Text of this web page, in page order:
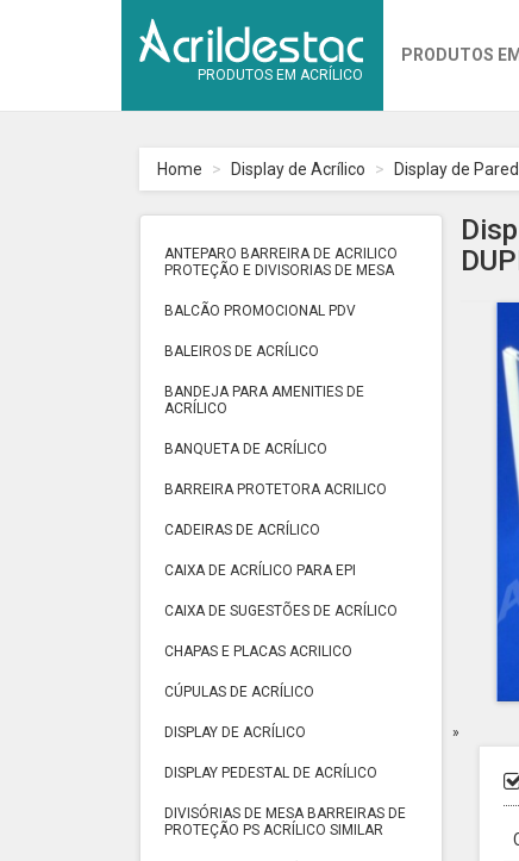
PRODUTOS EM ACRÍLICO
PRODUTOS
Home Display de Acrílico Display de
ANTEPARO BARREIRA DE ACRILICO
PROTEÇÃO E DIVISORIAS DE MESA
BALCÃO PROMOCIONAL PDV
BALEIROS DE ACRÍLICO
BANDEJA PARA AMENITIES DE
ACRÍLICO
BANQUETA DE ACRÍLICO
BARREIRA PROTETORA ACRILICO
CADEIRAS DE ACRÍLICO
CAIXA DE ACRÍLICO PARA EPI
CAIXA DE SUGESTÕES DE ACRÍLICO
CHAPAS E PLACAS ACRILICO
CÚPULAS DE ACRÍLICO
DISPLAY DE ACRÍLICO
DISPLAY PEDESTAL DE ACRÍLICO
DIVISÓRIAS DE MESA BARREIRAS DE
PROTEÇÃO PS ACRÍLICO SIMILAR